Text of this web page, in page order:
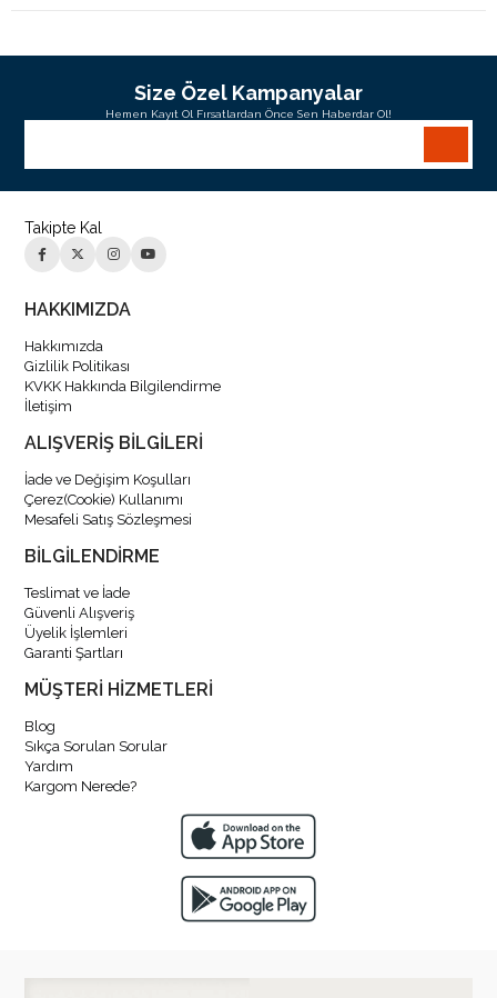
Size Özel Kampanyalar
Hemen Kayıt Ol Fırsatlardan Önce Sen Haberdar Ol!
Takipte Kal
HAKKIMIZDA
Hakkımızda
Gizlilik Politikası
KVKK Hakkında Bilgilendirme
İletişim
ALIŞVERİŞ BİLGİLERİ
İade ve Değişim Koşulları
Çerez(Cookie) Kullanımı
Mesafeli Satış Sözleşmesi
BİLGİLENDİRME
Teslimat ve İade
Güvenli Alışveriş
Üyelik İşlemleri
Garanti Şartları
MÜŞTERİ HİZMETLERİ
Blog
Sıkça Sorulan Sorular
Yardım
Kargom Nerede?